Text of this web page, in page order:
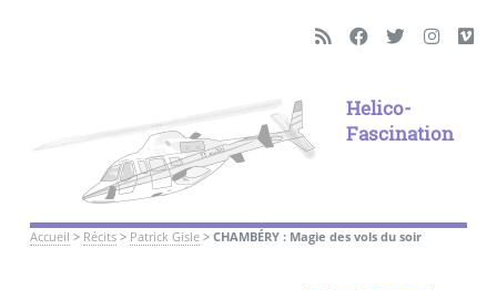
Helico-
Fascination
Accueil > Récits> Patrick Gisle> CHAMBÉRY : Magie des vols du soir